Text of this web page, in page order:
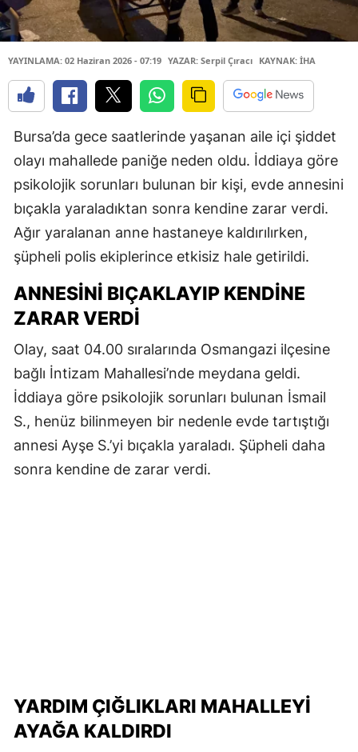
YAYINLAMA: 02 Haziran 2026 - 07:19 YAZAR: Serpil Çıracı KAYNAK: İHA
Bursa’da gece saatlerinde yaşanan aile içi şiddet
olayı mahallede paniğe neden oldu. İddiaya göre
psikolojik sorunları bulunan bir kişi, evde annesini
bıçakla yaraladıktan sonra kendine zarar verdi.
Ağır yaralanan anne hastaneye kaldırılırken,
şüpheli polis ekiplerince etkisiz hale getirildi.
ANNESİNİ BIÇAKLAYIP KENDİNE
ZARAR VERDİ
Olay, saat 04.00 sıralarında Osmangazi ilçesine
bağlı İntizam Mahallesi’nde meydana geldi.
İddiaya göre psikolojik sorunları bulunan İsmail
S., henüz bilinmeyen bir nedenle evde tartıştığı
annesi Ayşe S.’yi bıçakla yaraladı. Şüpheli daha
sonra kendine de zarar verdi.
YARDIM ÇIĞLIKLARI MAHALLEYİ
AYAĞA KALDIRDI